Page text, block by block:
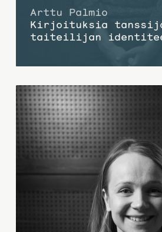
Arttu Palmio
Kirjoituksia
taiteilijan